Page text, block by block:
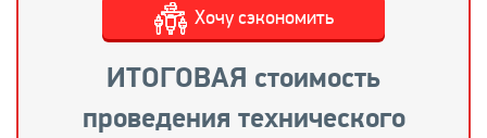
ИТОГОВАЯ стоимость
проведения технического
Хочу сэкономить